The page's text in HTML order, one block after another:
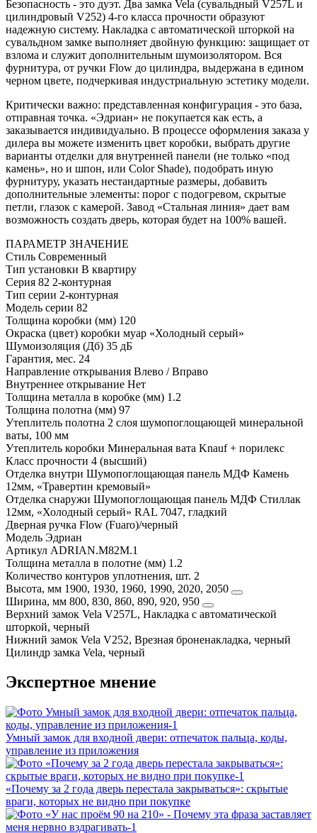
Безопасность - это дуэт. Два замка Vela (сувальдный V257L и
цилиндровый V252) 4-го класса прочности образуют
надежную систему. Накладка с автоматической шторкой на
сувальдном замке выполняет двойную функцию: защищает от
взлома и служит дополнительным шумоизолятором. Вся
фурнитура, от ручки Flow до цилиндра, выдержана в едином
черном цвете, подчеркивая индустриальную эстетику модели.
Критически важно: представленная конфигурация - это база,
отправная точка. «Эдриан» не покупается как есть, а
заказывается индивидуально. В процессе оформления заказа у
дилера вы можете изменить цвет коробки, выбрать другие
варианты отделки для внутренней панели (не только «под
камень», но и шпон, или Color Shade), подобрать иную
фурнитуру, указать нестандартные размеры, добавить
дополнительные элементы: порог с подогревом, скрытые
петли, глазок с камерой. Завод «Стальная линия» дает вам
возможность создать дверь, которая будет на 100% вашей.
ПАРАМЕТР ЗНАЧЕНИЕ
Стиль Современный
Тип установки В квартиру
Серия 82 2-контурная
Тип серии 2-контурная
Модель серии 82
Толщина коробки (мм) 120
Окраска (цвет) коробки муар «Холодный серый»
Шумоизоляция (Дб) 35 дБ
Гарантия, мес. 24
Направление открывания Влево / Вправо
Внутреннее открывание Нет
Толщина металла в коробке (мм) 1.2
Толщина полотна (мм) 97
Утеплитель полотна 2 слоя шумопоглощающей минеральной
ваты, 100 мм
Утеплитель коробки Минеральная вата Knauf + порилекс
Класс прочности 4 (высший)
Отделка внутри Шумопоглощающая панель МДФ Камень
12мм, «Травертин кремовый»
Отделка снаружи Шумопоглощающая панель МДФ Стиллак
12мм, «Холодный серый» RAL 7047, гладкий
Дверная ручка Flow (Fuaro)/черный
Модель Эдриан
Артикул ADRIAN.M82M.1
Толщина металла в полотне (мм) 1.2
Количество контуров уплотнения, шт. 2
Высота, мм 1900, 1930, 1960, 1990, 2020, 2050
Ширина, мм 800, 830, 860, 890, 920, 950
Верхний замок Vela V257L, Накладка с автоматической
шторкой, черный
Нижний замок Vela V252, Врезная броненакладка, черный
Цилиндр замка Vela, черный
Экспертное мнение
Умный замок для входной двери: отпечаток пальца, коды,
управление из приложения
«Почему за 2 года дверь перестала закрываться»: скрытые
враги, которых не видно при покупке